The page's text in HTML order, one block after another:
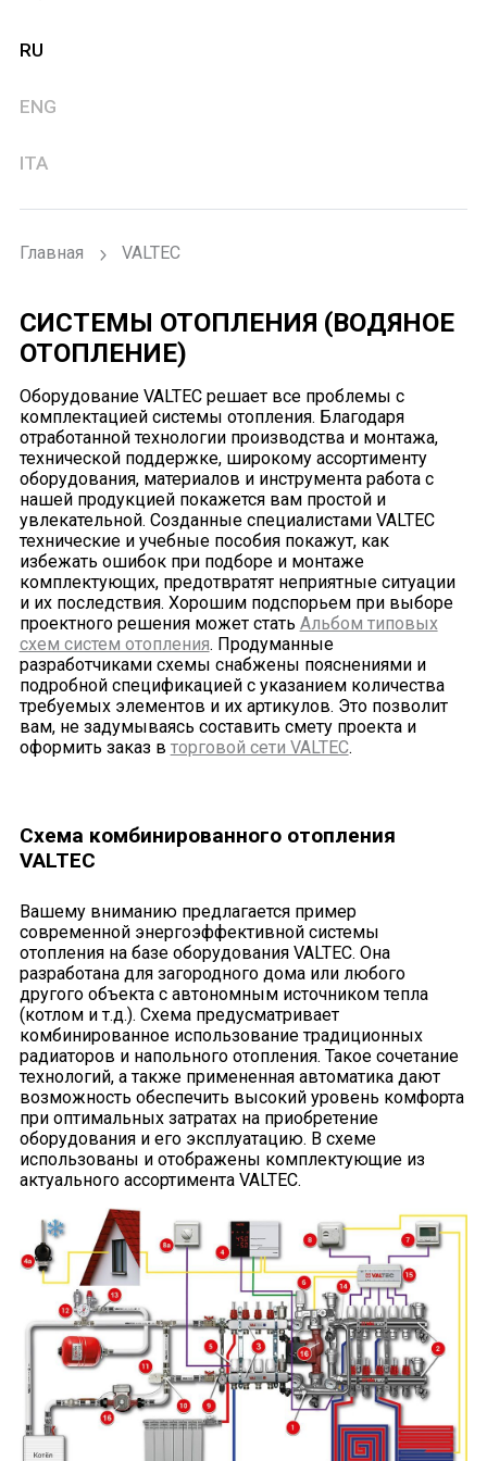
RU
ENG
ITA
Главная VALTEC
СИСТЕМЫ ОТОПЛЕНИЯ (ВОДЯНОЕ
ОТОПЛЕНИЕ)
Оборудование VALTEC решает все проблемы с
комплектацией системы отопления. Благодаря
отработанной технологии производства и монтажа,
технической поддержке, широкому ассортименту
оборудования, материалов и инструмента работа с
нашей продукцией покажется вам простой и
увлекательной. Созданные специалистами VALTEC
технические и учебные пособия покажут, как
избежать ошибок при подборе и монтаже
комплектующих, предотвратят неприятные ситуации
и их последствия. Хорошим подспорьем при выборе
проектного решения может стать Альбом типовых
схем систем отопления. Продуманные
разработчиками схемы снабжены пояснениями и
подробной спецификацией с указанием количества
требуемых элементов и их артикулов. Это позволит
вам, не задумываясь составить смету проекта и
оформить заказ в торговой сети VALTEC.
Схема комбинированного отопления
VALTEC
Вашему вниманию предлагается пример
современной энергоэффективной системы
отопления на базе оборудования VALTEC. Она
разработана для загородного дома или любого
другого объекта с автономным источником тепла
(котлом и т.д.). Схема предусматривает
комбинированное использование традиционных
радиаторов и напольного отопления. Такое сочетание
технологий, а также примененная автоматика дают
возможность обеспечить высокий уровень комфорта
при оптимальных затратах на приобретение
оборудования и его эксплуатацию. В схеме
использованы и отображены комплектующие из
актуального ассортимента VALTEC.